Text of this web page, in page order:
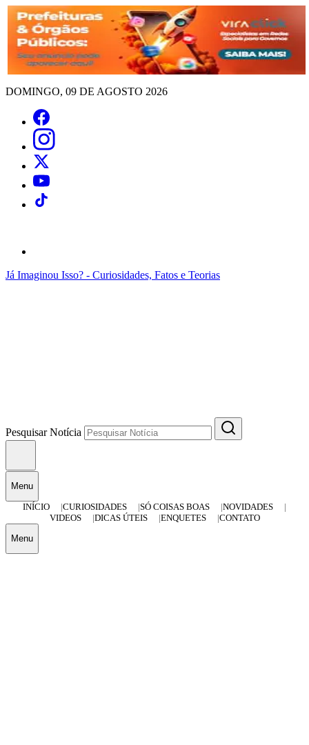
DOMINGO, 09 DE AGOSTO 2026
Já Imaginou Isso? - Curiosidades, Fatos e Teorias
Pesquisar Notícia
Menu
INÍCIO
CURIOSIDADES SÓ COISAS BOAS
NOVIDADES
VIDEOS
DICAS ÚTEIS ENQUETES CONTATO
Menu